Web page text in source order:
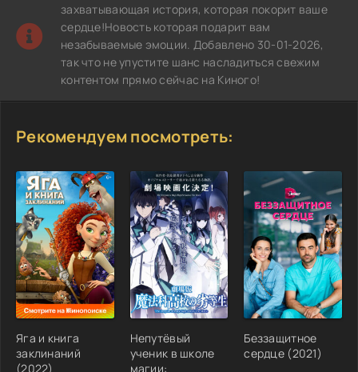
захватывающая история, которая покорит ваше
сердце!Новость которая подарит вам
незабываемые эмоции. Добавлено 30-01-2026,
так что не упустите шанс насладиться свежим
контентом прямо сейчас на Киного!
Рекомендуем посмотреть:
Яга и книга
заклинаний
(2022)
Непутёвый
ученик в школе
магии:
Беззащитное
сердце (2021)